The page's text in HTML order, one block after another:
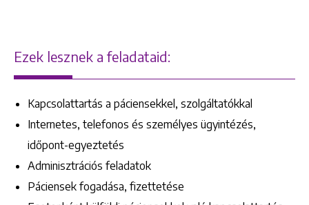
Ezek lesznek a feladataid:
Kapcsolattartás a páciensekkel, szolgáltatókkal
Internetes, telefonos és személyes ügyintézés,
időpont-egyeztetés
Adminisztrációs feladatok
Páciensek fogadása, fizettetése